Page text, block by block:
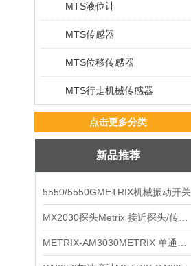
MTS液位计
MTS传感器
MTS位移传感器
MTS行走机械传感器
点击更多分类
新品推荐
5550/5550GMETRIX机械振动开关